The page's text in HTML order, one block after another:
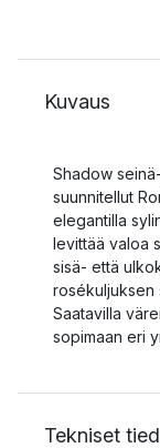
Kuvaus
Shadow
suunnitellut
elegantilla
levittää valoa
sisä- että
rosékuljuksen
Saatavilla
sopimaan eri
Tekniset